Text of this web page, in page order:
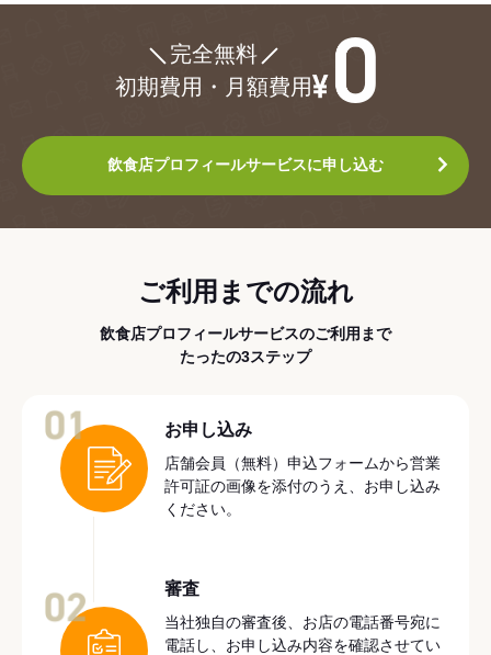
完全無料
初期費用・月額費用
飲食店プロフィールサービスに申し込む
ご利用までの流れ
飲食店プロフィールサービスのご利用まで
たったの3ステップ
お申し込み
店舗会員（無料）申込フォームから営業
許可証の画像を添付のうえ、お申し込み
ください。
審査
当社独自の審査後、お店の電話番号宛に
電話し、お申し込み内容を確認させてい